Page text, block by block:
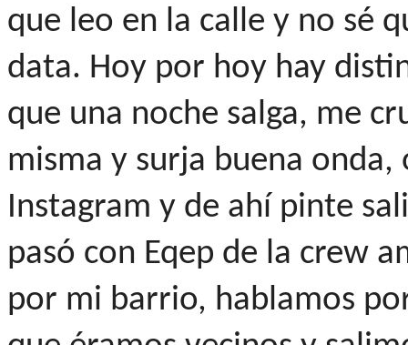
que leo en la calle y no sé
data. Hoy por hoy hay
que una noche salga, me
misma y surja buena
Instagram y de ahí pinte
pasó con Eqep de la crew
por mi barrio, hablamos